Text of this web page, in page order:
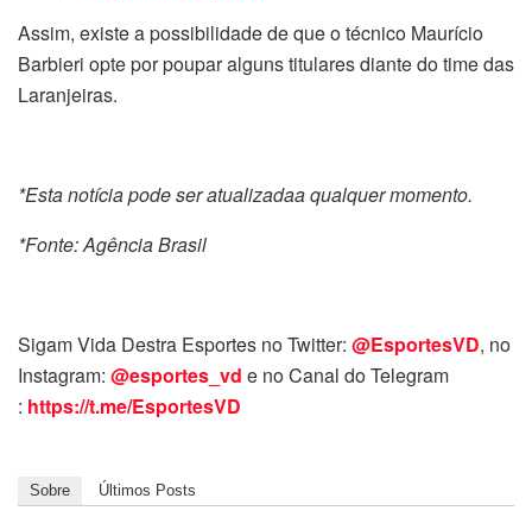
Assim, existe a possibilidade de que o técnico Maurício
Barbieri opte por poupar alguns titulares diante do time das
Laranjeiras.
*Esta notícia pode ser atualizadaa qualquer momento.
*Fonte: Agência Brasil
Sigam Vida Destra Esportes no Twitter: @EsportesVD, no
Instagram: @esportes_vd e no Canal do Telegram
: https://t.me/EsportesVD
Sobre Últimos Posts